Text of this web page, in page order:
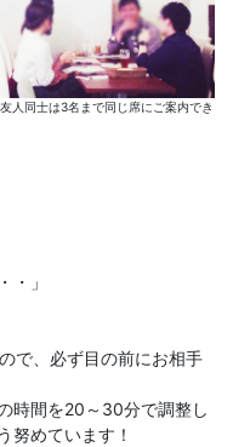
人同士は3名まで同じ席にご案内でき
・」
で、必ず目の前にお相手
時間を20～30分で調整し
努めています！